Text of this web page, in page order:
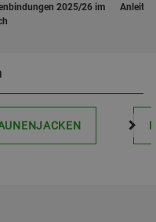
2025/26 im